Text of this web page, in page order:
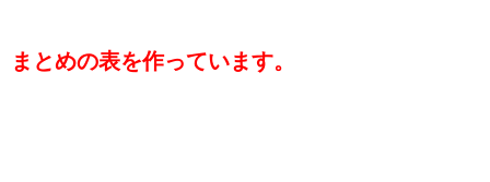
まとめの表を作っています。